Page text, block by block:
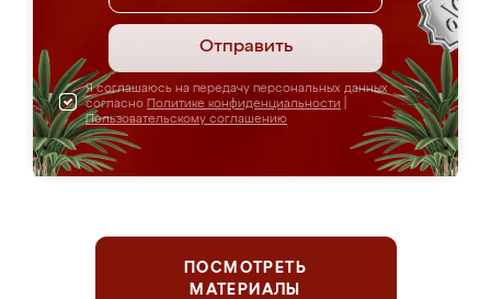
Отправить
Я соглашаюсь на передачу персональных данных
согласно Политике конфиденциальности
Пользовательскому соглашению
ПОСМОТРЕТЬ
МАТЕРИАЛЫ